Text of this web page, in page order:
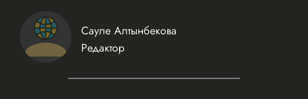
Сауле Алтынбекова
Редактор